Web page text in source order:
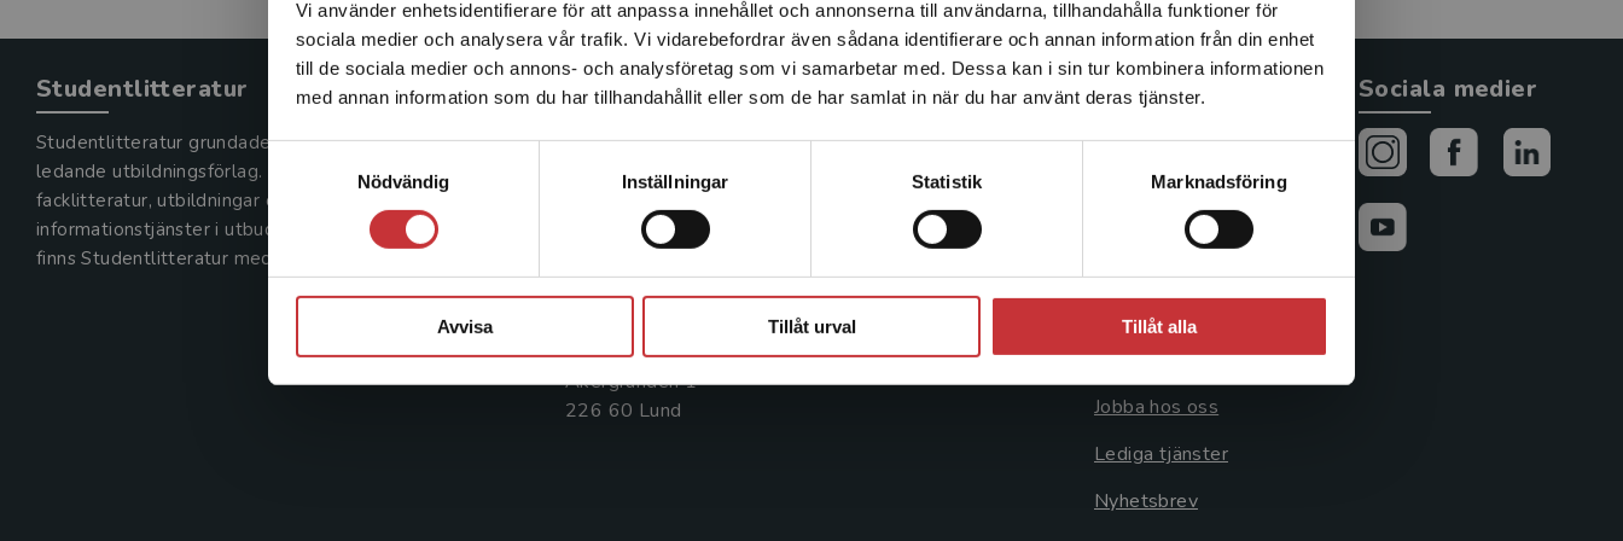
Vi använder enhetsidentifierare för att anpassa innehållet och annonserna till användarna, tillhandahålla funktioner för
sociala medier och analysera vår trafik. Vi vidarebefordrar även sådana identifierare och annan information från din enhet
till de sociala medier och annons- och analysföretag som vi samarbetar med. Dessa kan i sin tur kombinera informationen
med annan information som du har tillhandahållit eller som de har samlat in när du har använt deras tjänster.
Samtyckesval
Nödvändig
Inställningar Statistik Marknadsföring
Avvisa Tillåt urval Tillåt alla
Det verkar som att du besöker studentlitteratur.se via en
enhet utanför Sverige. Vi erbjuder inte leveranser utanför
Sverige. För att kunna slutföra ett köp måste
leveransadressen vara i Sverige.Läs mer
Studentlitteratur
Studentlitteratur grundades 1963 och är idag Sveriges
ledande utbildningsförlag. Med läromedel, kurslitteratur,
facklitteratur, utbildningar och digitala
informationstjänster i utbudet,
finns Studentlitteratur med längs hela kunskapsresan.
Kontakta oss
Kontakta oss
046-31 20 00
Postadress:
221 00 Lund
Besöksadress:
Åkergränden 1
Kundservice
Kontakta kundservice
046-31 21 00
Frågor och svar
Köpvillkor
Systemkrav
Allmänna länkar
Om oss
Avtal och rättigheter
Cookieinställningar
GDPR och
personuppgifter
Jobba hos oss
Lediga tjänster
Nyhetsbrev
Sociala medier